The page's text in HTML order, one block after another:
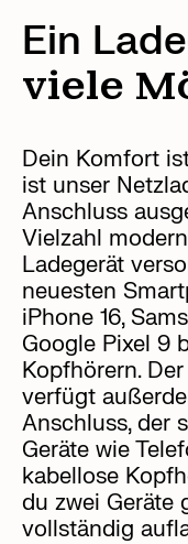
Ein
viele
Dein Komfort
ist unser
Anschluss
Vielzahl
Ladegerät
neuesten
iPhone 16,
Google Pixel 9
Kopfhörern.
verfügt
Anschluss, der
Geräte wie
kabellose
du zwei Geräte
vollständig